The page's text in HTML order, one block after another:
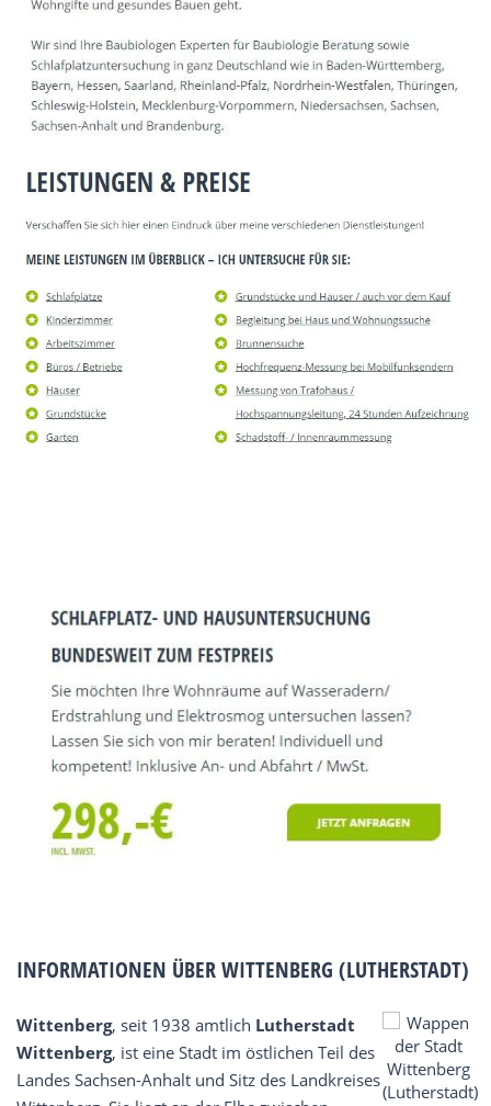
INFORMATIONEN ÜBER WITTENBERG (LUTHERSTADT)
Wittenberg, seit 1938 amtlich Lutherstadt
Wittenberg, ist eine Stadt im östlichen Teil des
Landes Sachsen-Anhalt und Sitz des Landkreises